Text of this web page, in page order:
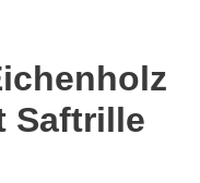
Saftrille